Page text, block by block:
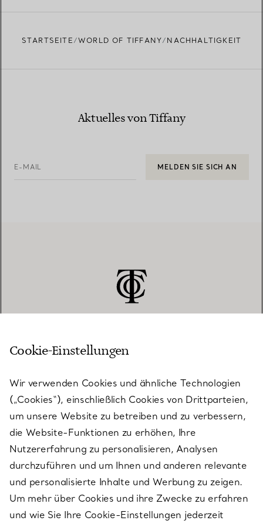
STARTSEITE WORLD OF TIFFANY NACHHALTIGKEIT
Aktuelles von Tiffany
E-MAIL MELDEN SIE SICH AN
KUNDENSERVICE
SERVICES
ÜBER TIFFANY & CO.
RECHTLICHE HINWEISE
Cookie-Einstellungen
Wir verwenden Cookies und ähnliche Technologien
(„Cookies“), einschließlich Cookies von Drittparteien,
um unsere Website zu betreiben und zu verbessern,
die Website-Funktionen zu erhöhen, Ihre
Nutzererfahrung zu personalisieren, Analysen
durchzuführen und um Ihnen und anderen relevante
und personalisierte Inhalte und Werbung zu zeigen.
Um mehr über Cookies und ihre Zwecke zu erfahren
und wie Sie Ihre Cookie-Einstellungen jederzeit